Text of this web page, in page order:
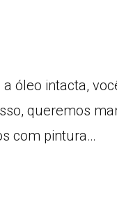
óleo intacta,
queremos
com pintura…